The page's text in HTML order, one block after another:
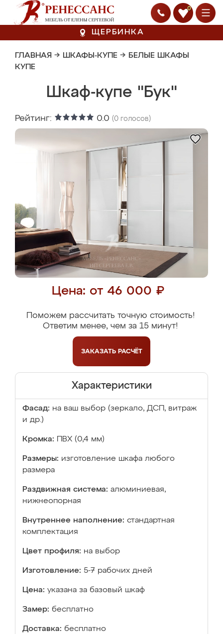
0
ЩЕРБИНКА
ГЛАВНАЯ → ШКАФЫ-КУПЕ → БЕЛЫЕ ШКАФЫ
КУПЕ
Шкаф-купе "Бук"
Рейтинг: 0.0 (0 голосов)
Цена: от 46 000 ₽
Поможем рассчитать точную стоимость!
Ответим менее, чем за 15 минут!
ЗАКАЗАТЬ РАСЧЁТ
Характеристики
Фасад: на ваш выбор (зеркало, ДСП, витраж
и др.)
Кромка: ПВХ (0,4 мм)
Размеры: изготовление шкафа любого
размера
Раздвижная система: алюминиевая,
нижнеопорная
Внутреннее наполнение: стандартная
комплектация
Цвет профиля: на выбор
Изготовление: 5-7 рабочих дней
Цена: указана за базовый шкаф
Замер: бесплатно
Доставка: бесплатно